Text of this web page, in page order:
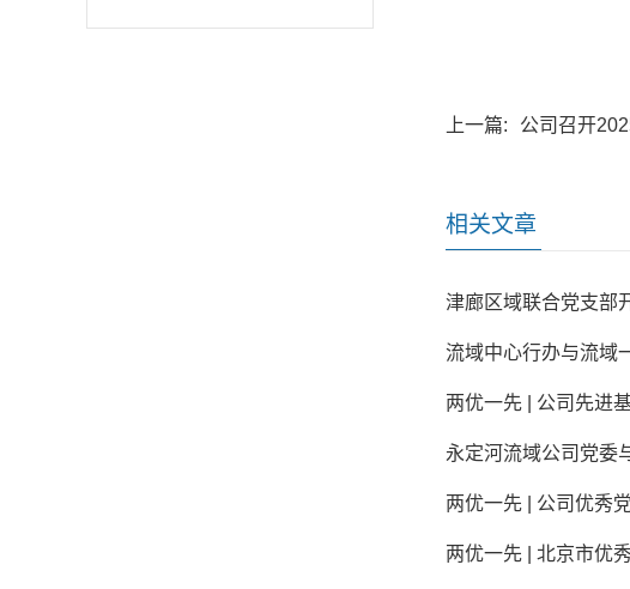
上一篇: 公司召开
相关文章
津廊区域联合党支部
流域中心行办与流域
两优一先 | 公司先进
永定河流域公司党委
两优一先 | 公司优秀
两优一先 | 北京市优